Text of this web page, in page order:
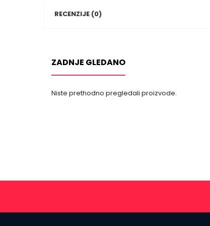
RECENZIJE (0)
ZADNJE GLEDANO
Niste prethodno pregledali proizvode.